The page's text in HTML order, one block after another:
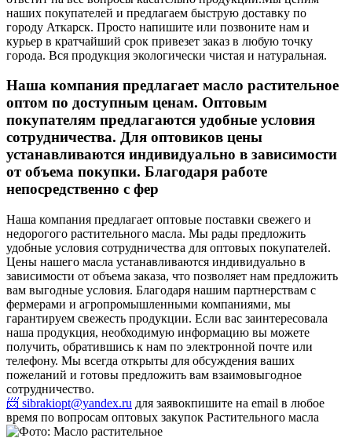
наших покупателей и предлагаем быструю доставку по
городу Аткарск. Просто напишите или позвоните нам и
курьер в кратчайший срок привезет заказ в любую точку
города. Вся продукция экологически чистая и натуральная.
Наша компания предлагает масло растительное
оптом по доступным ценам. Оптовым
покупателям предлагаются удобные условия
сотрудничества. Для оптовиков цены
устанавливаются индивидуально в зависимости
от объема покупки. Благодаря работе
непосредственно с фер
Наша компания предлагает оптовые поставки свежего и
недорогого растительного масла. Мы рады предложить
удобные условия сотрудничества для оптовых покупателей.
Цены нашего масла устанавливаются индивидуально в
зависимости от объема заказа, что позволяет нам предложить
вам выгодные условия. Благодаря нашим партнерствам с
фермерами и агропромышленными компаниями, мы
гарантируем свежесть продукции. Если вас заинтересовала
наша продукция, необходимую информацию вы можете
получить, обратившись к нам по электронной почте или
телефону. Мы всегда открыты для обсуждения ваших
пожеланий и готовы предложить вам взаимовыгодное
сотрудничество.
📨 sibrakiopt@yandex.ru для заявокпишите на email в любое
время по вопросам оптовых закупок Растительного масла